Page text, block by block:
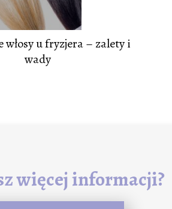
włosy u fryzjera – zalety i
wady
więcej informacji?